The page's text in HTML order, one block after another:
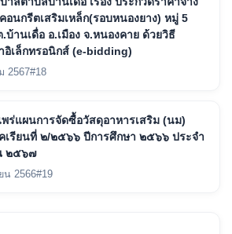
อนกรีตเสริมเหล็ก(รอบหนองยาง) หมู่ 5
บ้านเดื่อ อ.เมือง จ.หนองคาย ด้วยวิธี
อิเล็กทรอนิกส์ (e-bidding)
2567#18
พร่แผนการจัดซื้อวัสดุอาหารเสริม (นม)
เรียนที่ ๒/๒๕๖๖ ปีการศึกษา ๒๕๖๖ ประจำ
๒๕๖๗
น 2566#19